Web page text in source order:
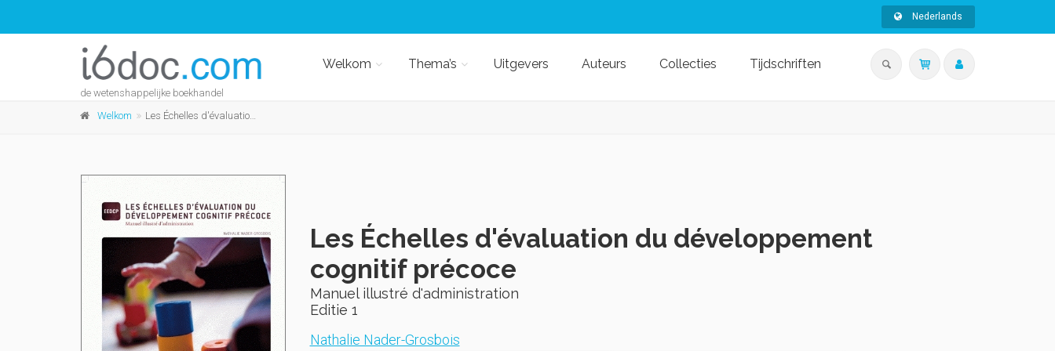
Nederlands
de wetenshappelijke boekhandel
Welkom Thema’s Uitgevers Auteurs Collecties Tijdschriften
Welkom Les Échelles d'évaluation du développement cognitif précoce
Les Échelles d'évaluation du développement
cognitif précoce
Manuel illustré d'administration
Editie 1
Nathalie Nader-Grosbois